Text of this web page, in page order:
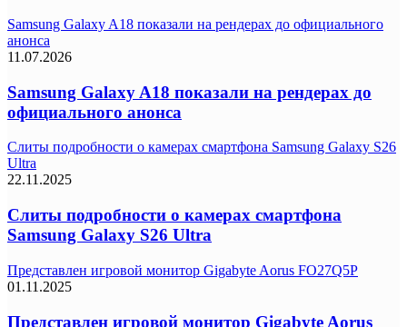
Samsung Galaxy A18 показали на рендерах до официального
анонса
11.07.2026
Samsung Galaxy A18 показали на рендерах до
официального анонса
Слиты подробности о камерах смартфона Samsung Galaxy S26
Ultra
22.11.2025
Слиты подробности о камерах смартфона
Samsung Galaxy S26 Ultra
Представлен игровой монитор Gigabyte Aorus FO27Q5P
01.11.2025
Представлен игровой монитор Gigabyte Aorus